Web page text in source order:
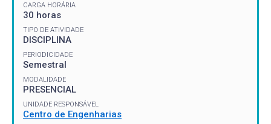
CARGA HORÁRIA
30 horas
TIPO DE ATIVIDADE
DISCIPLINA
PERIODICIDADE
Semestral
MODALIDADE
PRESENCIAL
UNIDADE RESPONSÁVEL
Centro de Engenharias